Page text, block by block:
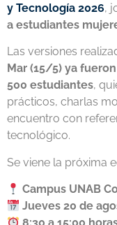
y Tecnología 2026,
a estudiantes
Las versiones
Mar (15/5) ya
500 estudiantes,
prácticos, charlas
encuentro con
tecnológico.
Se viene la próxima
Campus UNAB
Jueves 20 de